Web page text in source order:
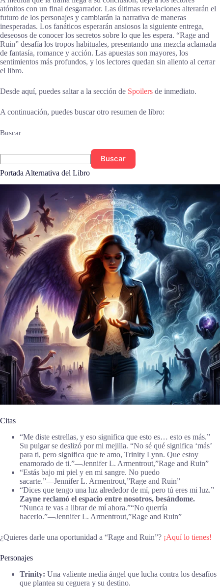
atónitos con un final desgarrador. Las últimas revelaciones alterarán el
futuro de los personajes y cambiarán la narrativa de maneras
inesperadas. Los fanáticos esperarán ansiosos la siguiente entrega,
deseosos de conocer los secretos sobre lo que les espera. “Rage and
Ruin” desafía los tropos habituales, presentando una mezcla aclamada
de fantasía, romance y acción. Las apuestas son mayores, los
sentimientos más profundos, y los lectores quedan sin aliento al cerrar
el libro.
Desde aquí, puedes saltar a la sección de Spoilers de inmediato.
A continuación, puedes buscar otro resumen de libro:
Buscar
Buscar
Portada Alternativa del Libro
Citas
“Me diste estrellas, y eso significa que esto es… esto es más.”
Su pulgar se deslizó por mi mejilla. “No sé qué significa ‘más’
para ti, pero significa que te amo, Trinity Lynn. Que estoy
enamorado de ti.”―Jennifer L. Armentrout,”Rage and Ruin”
“Estás bajo mi piel y en mi sangre. No puedo
sacarte.”―Jennifer L. Armentrout,”Rage and Ruin”
“Dices que tengo una luz alrededor de mí, pero tú eres mi luz.”
Zayne reclamó el espacio entre nosotros, besándome.
“Nunca te vas a librar de mí ahora.”“No querría
hacerlo.”―Jennifer L. Armentrout,”Rage and Ruin”
¿Quieres darle una oportunidad a “Rage and Ruin”? ¡Aquí lo tienes!
Personajes
Trinity: Una valiente media ángel que lucha contra los desafíos
que plantea su ceguera y su destino.